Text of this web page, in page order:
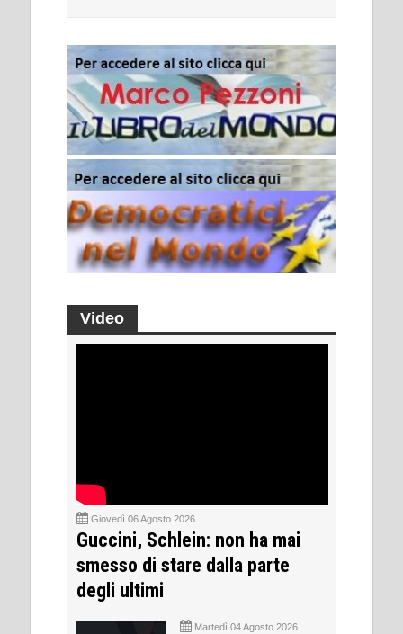
Video
Giovedì 06 Agosto 2026
Guccini, Schlein: non ha mai
smesso di stare dalla parte
degli ultimi
Martedì 04 Agosto 2026